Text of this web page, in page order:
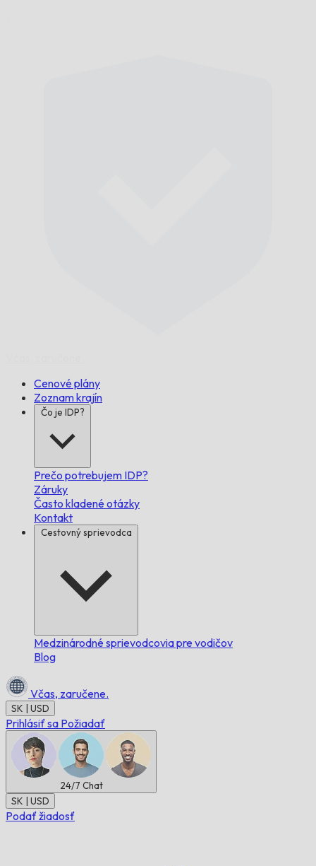
Cenové plány
Zoznam krajín
Čo je IDP?
Prečo potrebujem IDP?
Záruky
Často kladené otázky
Kontakt
Cestovný sprievodca
Medzinárodné sprievodcovia pre vodičov
Blog
Včas, zaručene.
SK | USD
Prihlásiť sa Požiadať
24/7 Chat
SK | USD
Podať žiadosť